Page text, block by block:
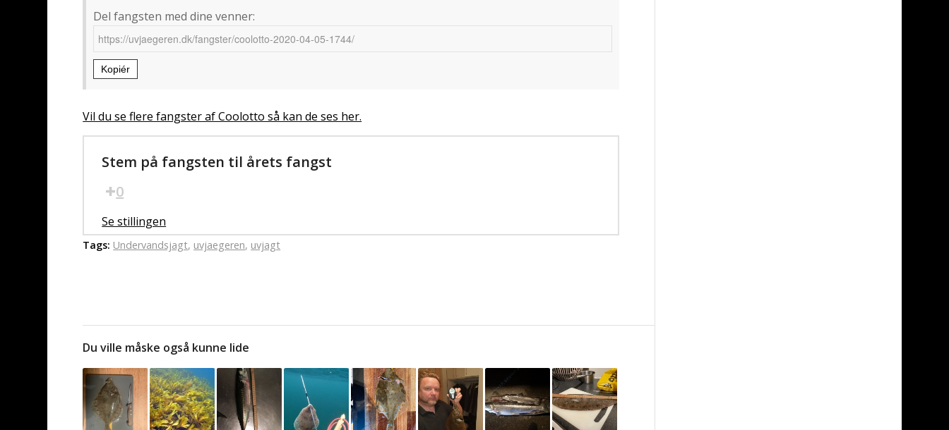
Del fangsten med dine venner:
Kopiér
Vil du se flere fangster af Coolotto så kan de ses her.
Stem på fangsten til årets fangst
0
Se stillingen
Tags: Undervandsjagt, uvjaegeren, uvjagt
Du ville måske også kunne lide